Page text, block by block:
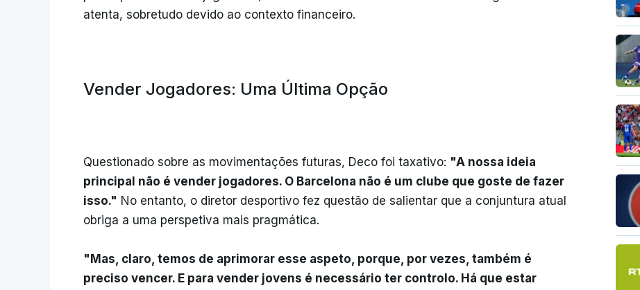
atenta, sobretudo devido ao contexto financeiro.
Vender Jogadores: Uma Última Opção
Questionado sobre as movimentações futuras, Deco foi taxativo: "A nossa ideia
principal não é vender jogadores. O Barcelona não é um clube que goste de fazer
isso." No entanto, o diretor desportivo fez questão de salientar que a conjuntura atual
obriga a uma perspetiva mais pragmática.
"Mas, claro, temos de aprimorar esse aspeto, porque, por vezes, também é
preciso vencer. E para vender jovens é necessário ter controlo. Há que estar